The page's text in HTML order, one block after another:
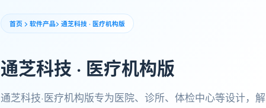
首页> 软件产品> 通芝科技 · 医疗机构版
通芝科技 · 医疗机构版
通芝科技·医疗机构版专为医院、诊所、体检中心等设计，解